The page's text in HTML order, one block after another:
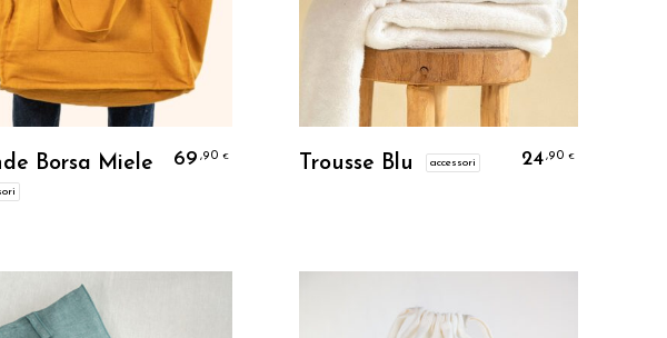
Personalizzo
Borsa Miele 69 ,90 € Trousse Blu accessori 24,90 €